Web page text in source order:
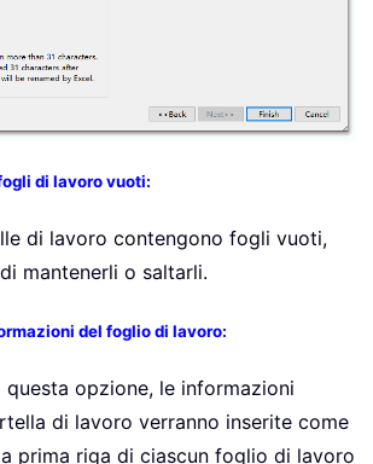
di lavoro vuoti:
di lavoro contengono fogli vuoti,
mantenerli o saltarli.
del foglio di lavoro:
questa opzione, le informazioni
di lavoro verranno inserite come
prima riga di ciascun foglio di lavoro